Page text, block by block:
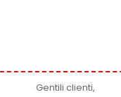
Gentili clienti,